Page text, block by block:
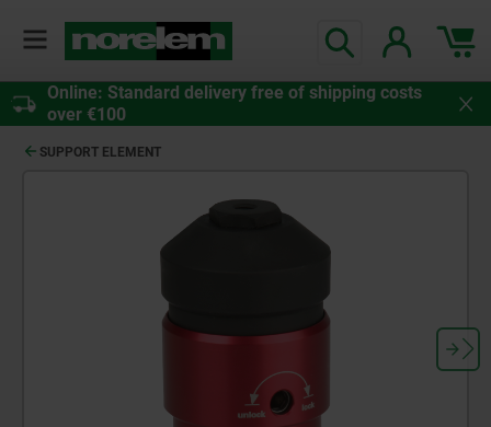
Online: Standard delivery free of shipping costs
over €100
SUPPORT ELEMENT